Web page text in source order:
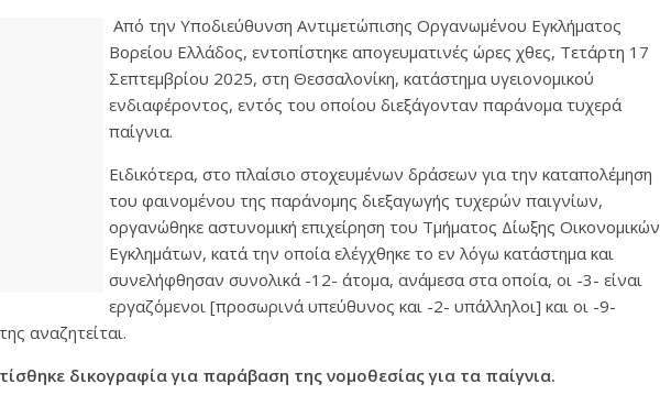
Από την Υποδιεύθυνση Αντιμετώπισης Οργανωμένου Εγκλήματος
Βορείου Ελλάδος, εντοπίστηκε απογευματινές ώρες χθες, Τετάρτη 17
Σεπτεμβρίου 2025, στη Θεσσαλονίκη, κατάστημα υγειονομικού
ενδιαφέροντος, εντός του οποίου διεξάγονταν παράνομα τυχερά
παίγνια.
Ειδικότερα, στο πλαίσιο στοχευμένων δράσεων για την καταπολέμηση
του φαινομένου της παράνομης διεξαγωγής τυχερών παιγνίων,
οργανώθηκε αστυνομική επιχείρηση του Τμήματος Δίωξης Οικονομικών
Εγκλημάτων, κατά την οποία ελέγχθηκε το εν λόγω κατάστημα και
συνελήφθησαν συνολικά -12- άτομα, ανάμεσα στα οποία, οι -3- είναι
εργαζόμενοι [προσωρινά υπεύθυνος και -2- υπάλληλοι] και οι -9-
αναζητείται.
δικογραφία για παράβαση της νομοθεσίας για τα παίγνια.